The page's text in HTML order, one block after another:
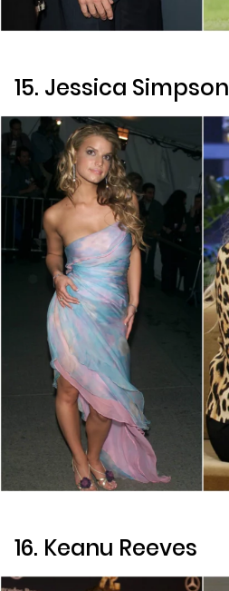
15. Jessica Simpson
16. Keanu Reeves